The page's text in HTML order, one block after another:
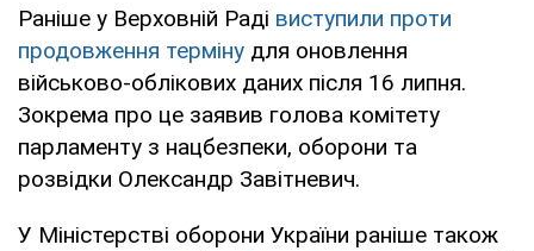
Раніше у Верховній Раді виступили проти
продовження терміну для оновлення
військово-облікових даних після 16 липня.
Зокрема про це заявив голова комітету
парламенту з нацбезпеки, оборони та
розвідки Олександр Завітневич.
У Міністерстві оборони України раніше також